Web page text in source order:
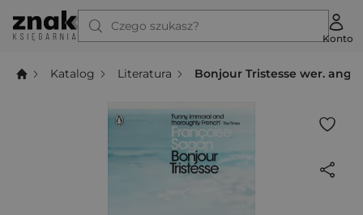
Czego szukasz?
Konto
Katalog Literatura Bonjour Tristesse wer.